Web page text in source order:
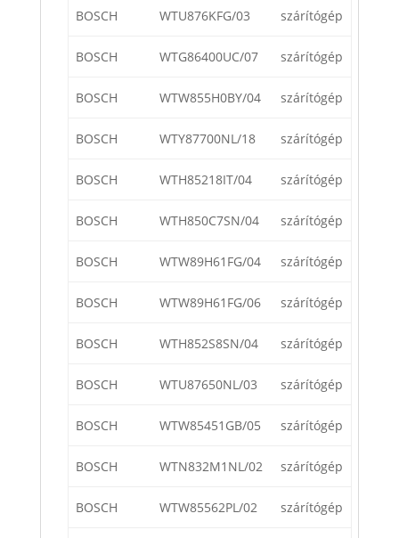
BOSCH WTU876KFG/03 szárítógép
BOSCH WTG86400UC/07 szárítógép
BOSCH WTW855H0BY/04 szárítógép
BOSCH WTY87700NL/18 szárítógép
BOSCH WTH85218IT/04 szárítógép
BOSCH WTH850C7SN/04 szárítógép
BOSCH WTW89H61FG/04 szárítógép
BOSCH WTW89H61FG/06 szárítógép
BOSCH WTH852S8SN/04 szárítógép
BOSCH WTU87650NL/03 szárítógép
BOSCH WTW85451GB/05 szárítógép
BOSCH WTN832M1NL/02 szárítógép
BOSCH WTW85562PL/02 szárítógép